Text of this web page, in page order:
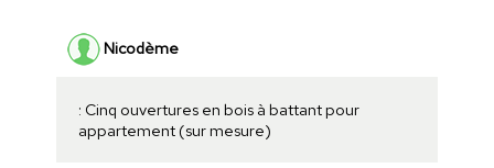
Nicodème
: Cinq ouvertures en bois à battant pour
appartement (sur mesure)